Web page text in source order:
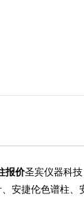
报价圣宾仪器科
安捷伦色谱柱